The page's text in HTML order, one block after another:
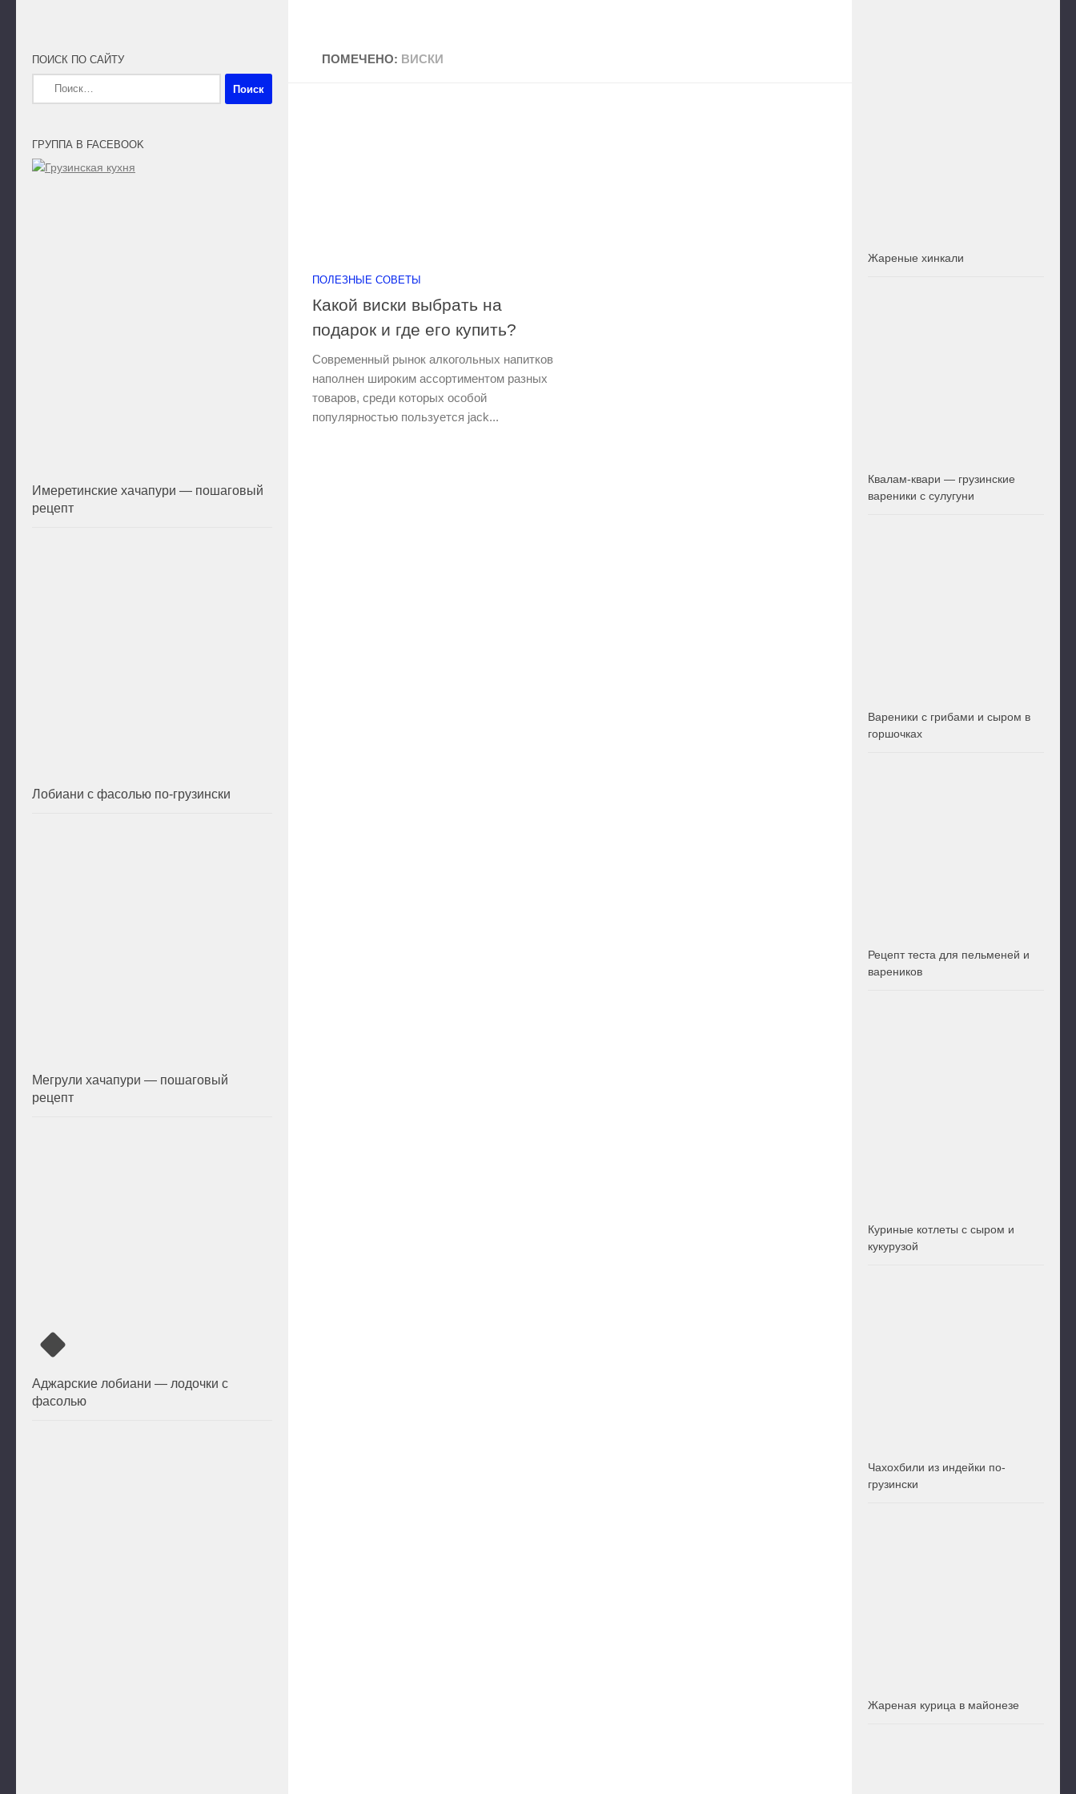
ПОМЕЧЕНО: ВИСКИ
ПОЛЕЗНЫЕ СОВЕТЫ
Какой виски выбрать на
подарок и где его купить?
Современный рынок алкогольных напитков
наполнен широким ассортиментом разных
товаров, среди которых особой
популярностью пользуется jack...
ПОИСК ПО САЙТУ
Найти:
ГРУППА В FACEBOOK
Имеретинские хачапури — пошаговый
рецепт
Лобиани с фасолью по-грузински
Мегрули хачапури — пошаговый
рецепт
Аджарские лобиани — лодочки с
фасолью
Жареные хинкали
Квалам-квари — грузинские
вареники с сулугуни
Вареники с грибами и сыром в
горшочках
Рецепт теста для пельменей и
вареников
Куриные котлеты с сыром и
кукурузой
Чахохбили из индейки по-
грузински
Жареная курица в майонезе